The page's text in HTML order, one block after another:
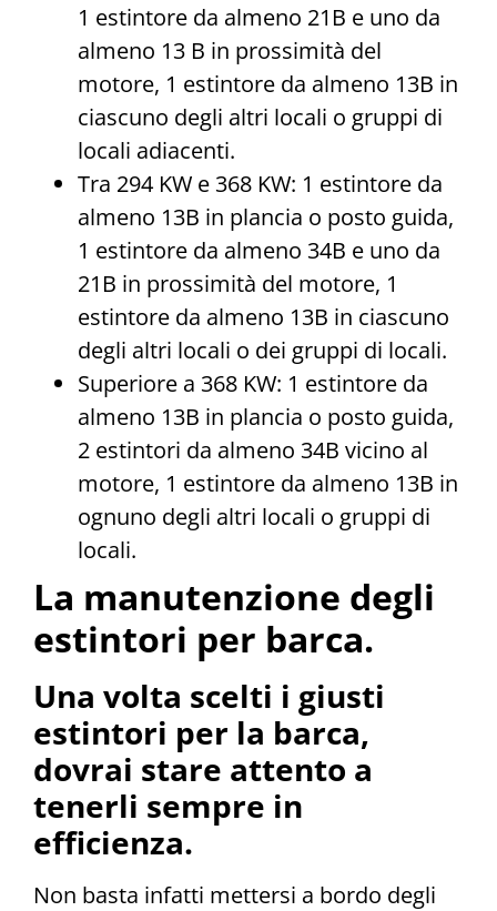
1 estintore da almeno 21B e uno da
almeno 13 B in prossimità del
motore, 1 estintore da almeno 13B in
ciascuno degli altri locali o gruppi di
locali adiacenti.
Tra 294 KW e 368 KW: 1 estintore da
almeno 13B in plancia o posto guida,
1 estintore da almeno 34B e uno da
21B in prossimità del motore, 1
estintore da almeno 13B in ciascuno
degli altri locali o dei gruppi di locali.
Superiore a 368 KW: 1 estintore da
almeno 13B in plancia o posto guida,
2 estintori da almeno 34B vicino al
motore, 1 estintore da almeno 13B in
ognuno degli altri locali o gruppi di
locali.
La manutenzione degli
estintori per barca.
Una volta scelti i giusti
estintori per la barca,
dovrai stare attento a
tenerli sempre in
efficienza.
Non basta infatti mettersi a bordo degli